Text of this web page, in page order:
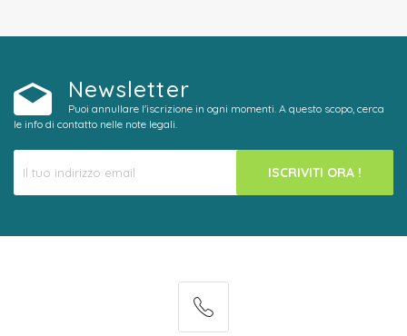
Newsletter
Puoi annullare l'iscrizione in ogni momenti. A questo scopo, cerca
le info di contatto nelle note legali.
ISCRIVITI ORA !